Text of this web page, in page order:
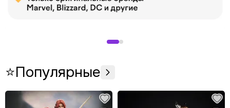
⭐Популярные